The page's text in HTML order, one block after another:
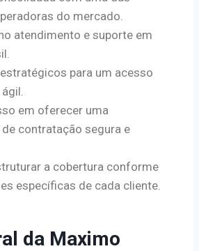
do mercado.
atendimento e suporte em
para um acesso
em oferecer uma
de contratação segura e
a cobertura conforme
específicas de cada cliente.
da Maximo